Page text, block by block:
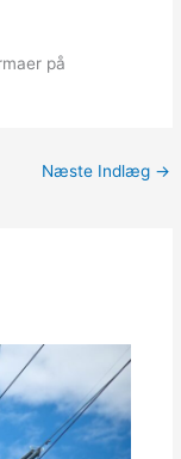
på
Næste Indlæg →